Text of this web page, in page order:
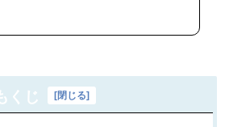
くじ [閉じる]